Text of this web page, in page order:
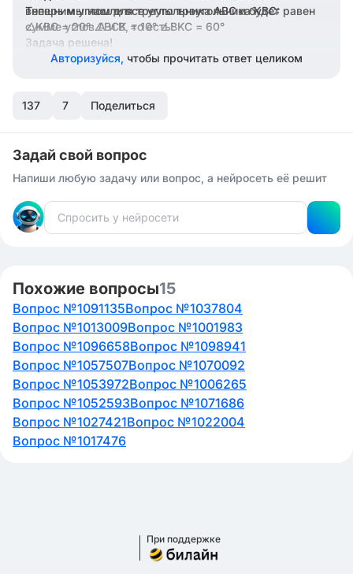
внешним углом для треугольника ABC и будет равен
сумме углов A и B, то есть:
Теперь мы нашли все углы треугольника KBC:
∠KBC = 20° ∠BCK = 10° ∠BKC = 60°
Задача решена!
Авторизуйся, чтобы прочитать ответ целиком
137 7 Поделиться
Задай свой вопрос
Напиши любую задачу или вопрос, а нейросеть её решит
Похожие вопросы15
Вопрос №1091135Вопрос №1037804
Вопрос №1013009Вопрос №1001983
Вопрос №1096658Вопрос №1098941
Вопрос №1057507Вопрос №1070092
Вопрос №1053972Вопрос №1006265
Вопрос №1052593Вопрос №1071686
Вопрос №1027421Вопрос №1022004
Вопрос №1017476
При поддержке